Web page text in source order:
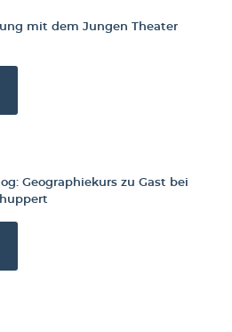
mit dem Jungen Theater
Geographiekurs zu Gast bei